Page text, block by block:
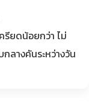
รียดน้อยกว่า ไม่
ลางคันระหว่างวัน